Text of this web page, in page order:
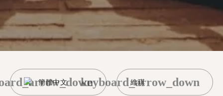
簡體中文 維琪
keyboard_arrow_down